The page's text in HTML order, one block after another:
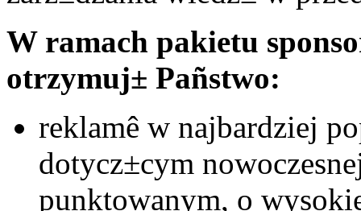
W ramach pakietu
otrzymuj± Pañstwo:
reklamê w najbardziej
dotycz±cym
punktowanym, o